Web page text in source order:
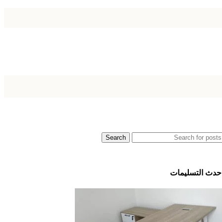
Search
التسليمات